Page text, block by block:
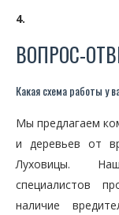
4.
ВОПРОС-
Какая схема работы у
Мы предлагаем
и деревьев от
Луховицы.
специалистов
наличие